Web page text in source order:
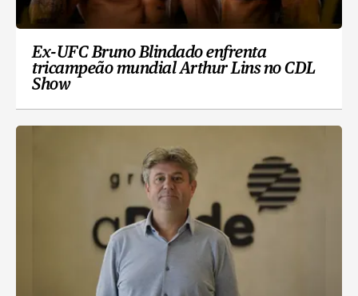
Ex-UFC Bruno Blindado enfrenta
tricampeão mundial Arthur Lins no CDL
Show